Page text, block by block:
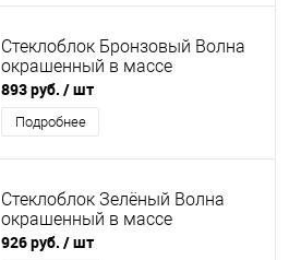
Стеклоблок Бронзовый Волна
окрашенный в массе
893 руб. / шт
Подробнее
Стеклоблок Зелёный Волна
окрашенный в массе
926 руб. / шт